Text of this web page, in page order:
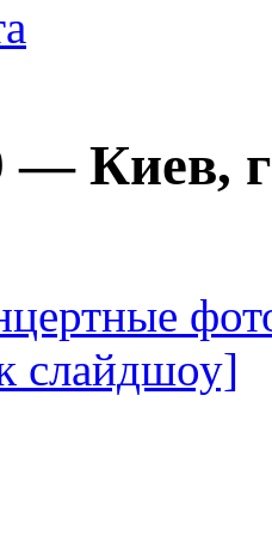
— Киев,
слайдшоу]